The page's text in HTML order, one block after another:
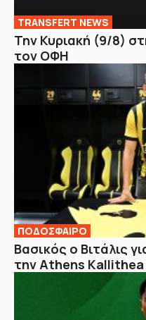
TRANSFERT NEWS
Την Κυριακή (9/8)
τον ΟΦΗ
ΠΟΔΟΣΦΑΙΡΟ
Βασικός ο Βιτάλις
την Athens Kallithea